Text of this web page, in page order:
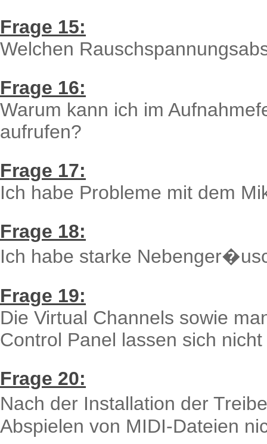
Frage 15:
Welchen
Frage 16:
Warum kann ich im
aufrufen?
Frage 17:
Ich habe Probleme mit dem
Frage 18:
Ich habe starke
Frage 19:
Die Virtual Channels sowie
Control Panel lassen sich
Frage 20:
Nach der Installation der
Abspielen von MIDI-Dateien